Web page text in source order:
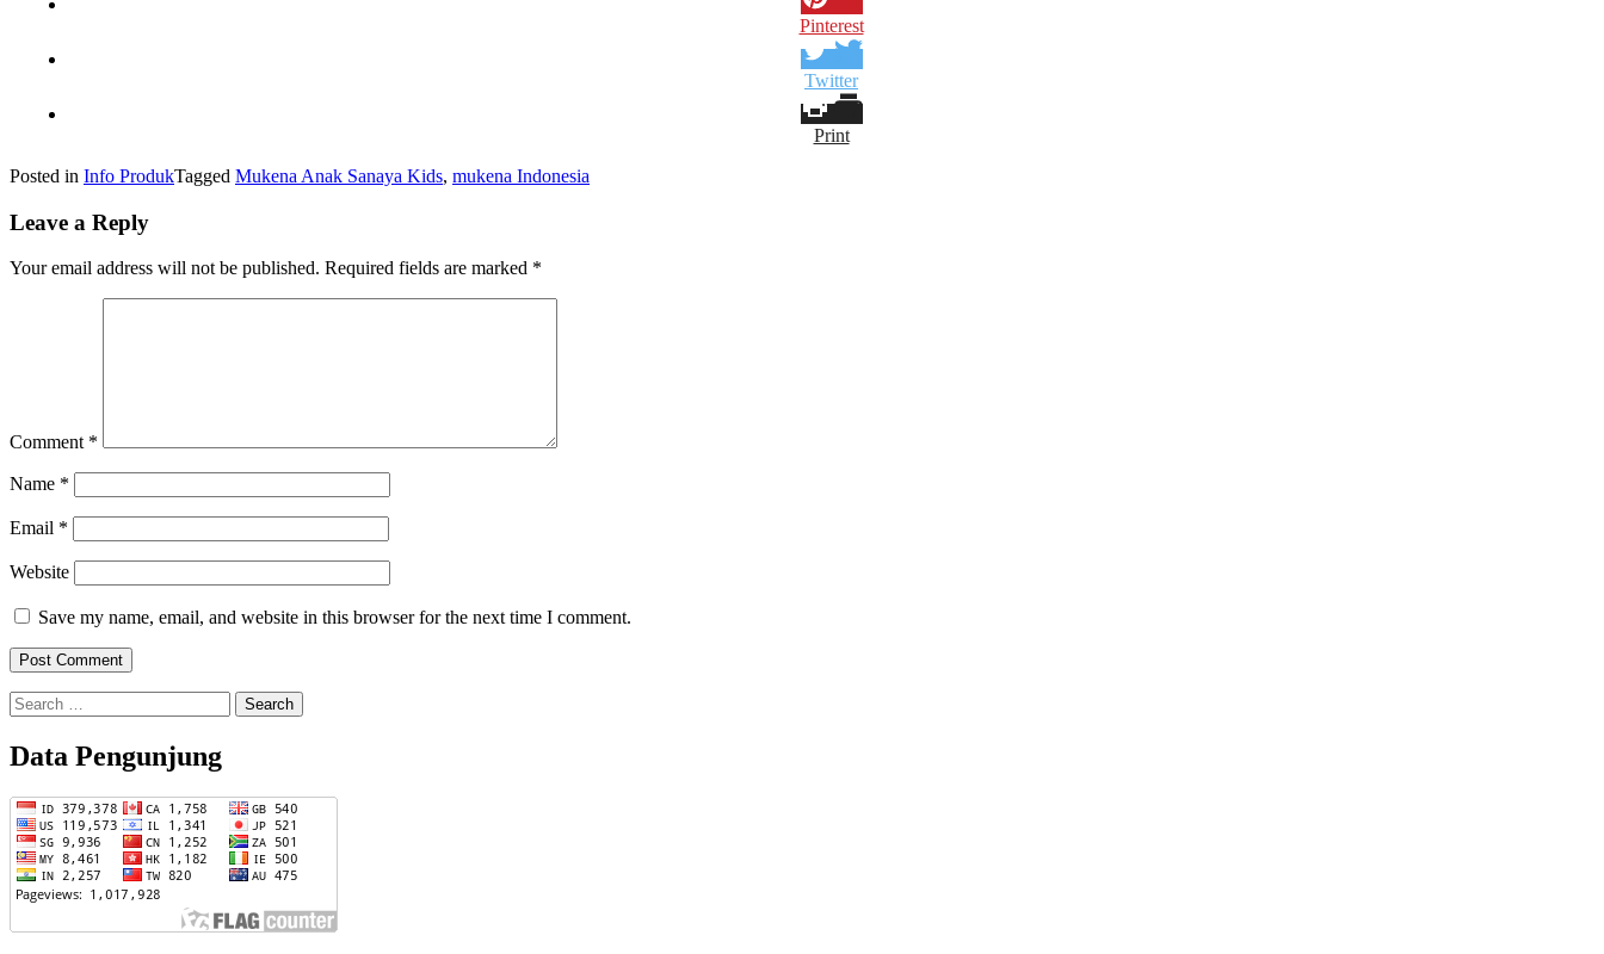
Pinterest
Twitter
Print
Posted in Info ProdukTagged Mukena Anak Sanaya Kids, mukena Indonesia
Leave a Reply
Your email address will not be published. Required fields are marked *
Comment *
Name *
Email *
Website
Save my name, email, and website in this browser for the next time I comment.
Search
for:
Data Pengunjung